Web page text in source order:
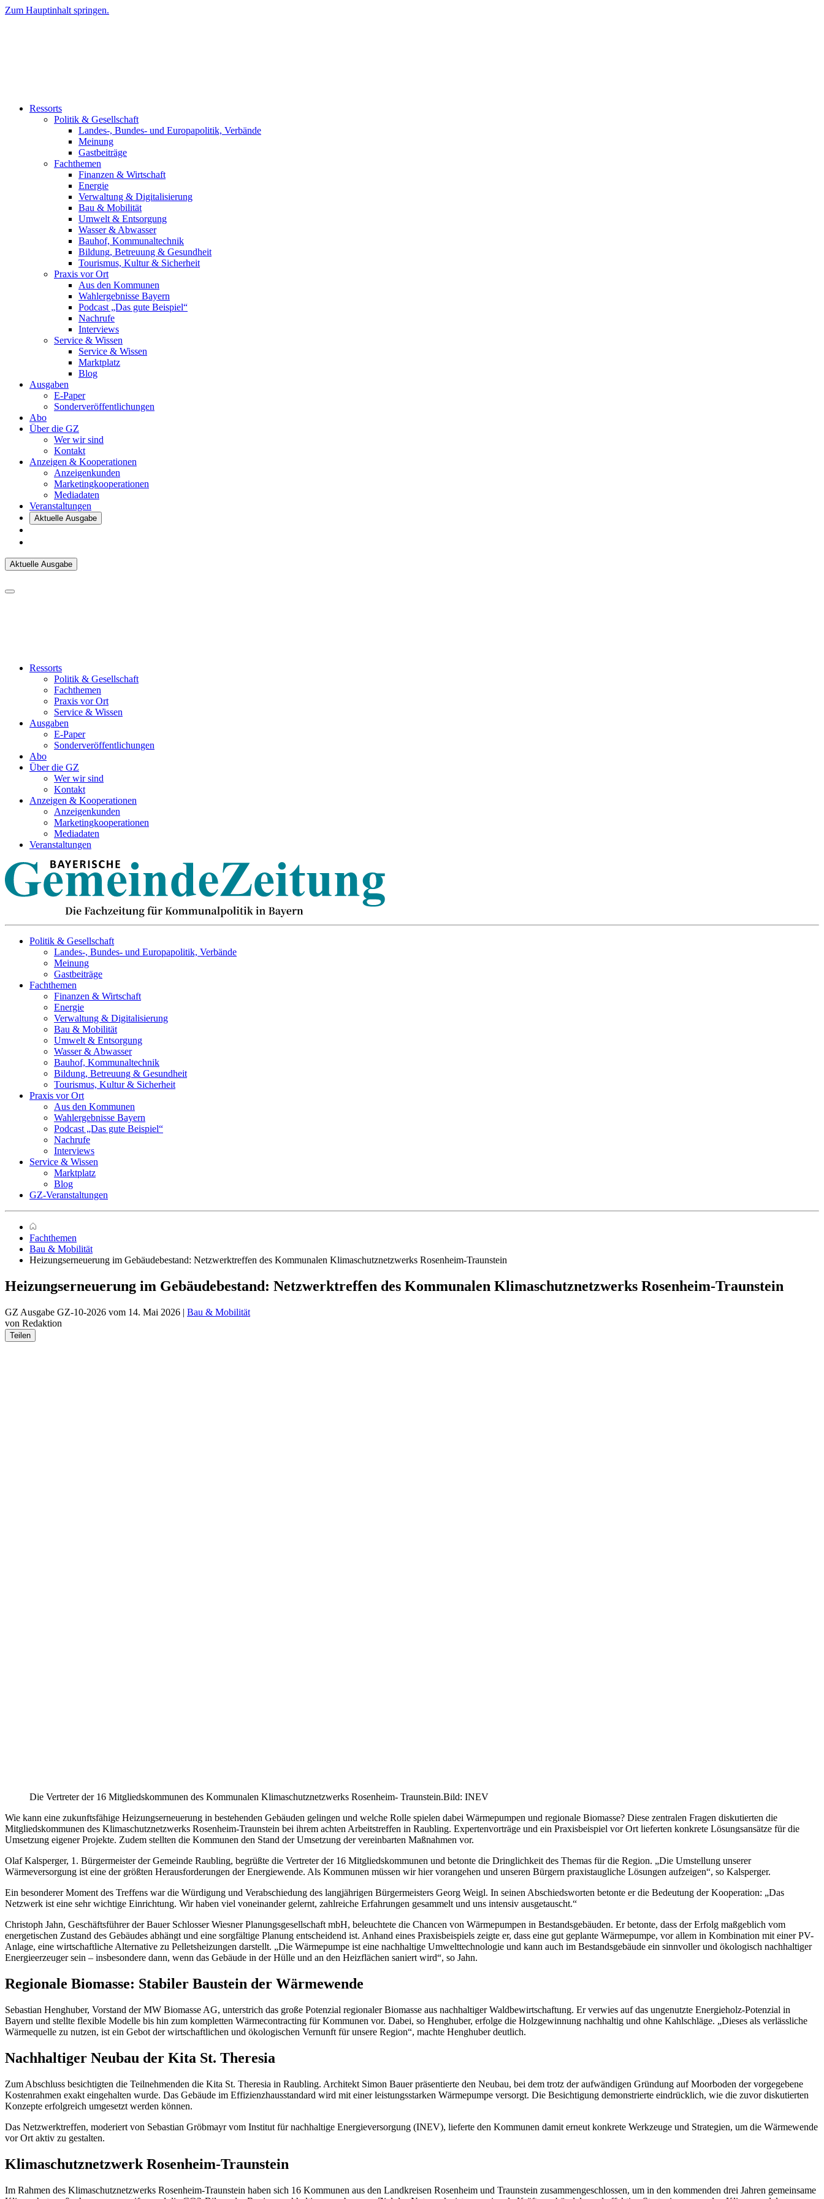
Zum Hauptinhalt springen.
Ressorts
Politik & Gesellschaft
Landes-, Bundes- und Europapolitik, Verbände
Meinung
Gastbeiträge
Fachthemen
Finanzen & Wirtschaft
Energie
Verwaltung & Digitalisierung
Bau & Mobilität
Umwelt & Entsorgung
Wasser & Abwasser
Bauhof, Kommunaltechnik
Bildung, Betreuung & Gesundheit
Tourismus, Kultur & Sicherheit
Praxis vor Ort
Aus den Kommunen
Wahlergebnisse Bayern
Podcast „Das gute Beispiel“
Nachrufe
Interviews
Service & Wissen
Service & Wissen
Marktplatz
Blog
Ausgaben
E-Paper
Sonderveröffentlichungen
Abo
Über die GZ
Wer wir sind
Kontakt
Anzeigen & Kooperationen
Anzeigenkunden
Marketingkooperationen
Mediadaten
Veranstaltungen
Aktuelle Ausgabe
Aktuelle Ausgabe
Ressorts
Politik & Gesellschaft
Fachthemen
Praxis vor Ort
Service & Wissen
Ausgaben
E-Paper
Sonderveröffentlichungen
Abo
Über die GZ
Wer wir sind
Kontakt
Anzeigen & Kooperationen
Anzeigenkunden
Marketingkooperationen
Mediadaten
Veranstaltungen
Politik & Gesellschaft
Landes-, Bundes- und Europapolitik, Verbände
Meinung
Gastbeiträge
Fachthemen
Finanzen & Wirtschaft
Energie
Verwaltung & Digitalisierung
Bau & Mobilität
Umwelt & Entsorgung
Wasser & Abwasser
Bauhof, Kommunaltechnik
Bildung, Betreuung & Gesundheit
Tourismus, Kultur & Sicherheit
Praxis vor Ort
Aus den Kommunen
Wahlergebnisse Bayern
Podcast „Das gute Beispiel“
Nachrufe
Interviews
Service & Wissen
Marktplatz
Blog
GZ-Veranstaltungen
Fachthemen
Bau & Mobilität
Heizungserneuerung im Gebäudebestand: Netzwerktreffen des Kommunalen Klimaschutznetzwerks Rosenheim-Traunstein
Heizungserneuerung im Gebäudebestand: Netzwerktreffen des Kommunalen Klimaschutznetzwerks Rosenheim-Traunstein
GZ Ausgabe GZ-10-2026 vom 14. Mai 2026 | Bau & Mobilität
von Redaktion
Teilen
Die Vertreter der 16 Mitgliedskommunen des Kommunalen Klimaschutznetzwerks Rosenheim- Traunstein.Bild: INEV
Wie kann eine zukunftsfähige Heizungserneuerung in bestehenden Gebäuden gelingen und welche Rolle spielen dabei Wärmepumpen und regionale Biomasse? Diese zentralen Fragen diskutierten die
Mitgliedskommunen des Klimaschutznetzwerks Rosenheim-Traunstein bei ihrem achten Arbeitstreffen in Raubling. Expertenvorträge und ein Praxisbeispiel vor Ort lieferten konkrete Lösungsansätze für die
Umsetzung eigener Projekte. Zudem stellten die Kommunen den Stand der Umsetzung der vereinbarten Maßnahmen vor.
Olaf Kalsperger, 1. Bürgermeister der Gemeinde Raubling, begrüßte die Vertreter der 16 Mitgliedskommunen und betonte die Dringlichkeit des Themas für die Region. „Die Umstellung unserer
Wärmeversorgung ist eine der größten Herausforderungen der Energiewende. Als Kommunen müssen wir hier vorangehen und unseren Bürgern praxistaugliche Lösungen aufzeigen“, so Kalsperger.
Ein besonderer Moment des Treffens war die Würdigung und Verabschiedung des langjährigen Bürgermeisters Georg Weigl. In seinen Abschiedsworten betonte er die Bedeutung der Kooperation: „Das
Netzwerk ist eine sehr wichtige Einrichtung. Wir haben viel voneinander gelernt, zahlreiche Erfahrungen gesammelt und uns intensiv ausgetauscht.“
Christoph Jahn, Geschäftsführer der Bauer Schlosser Wiesner Planungsgesellschaft mbH, beleuchtete die Chancen von Wärmepumpen in Bestandsgebäuden. Er betonte, dass der Erfolg maßgeblich vom
energetischen Zustand des Gebäudes abhängt und eine sorgfältige Planung entscheidend ist. Anhand eines Praxisbeispiels zeigte er, dass eine gut geplante Wärmepumpe, vor allem in Kombination mit einer PV-
Anlage, eine wirtschaftliche Alternative zu Pelletsheizungen darstellt. „Die Wärmepumpe ist eine nachhaltige Umwelttechnologie und kann auch im Bestandsgebäude ein sinnvoller und ökologisch nachhaltiger
Energieerzeuger sein – insbesondere dann, wenn das Gebäude in der Hülle und an den Heizflächen saniert wird“, so Jahn.
Regionale Biomasse: Stabiler Baustein der Wärmewende
Sebastian Henghuber, Vorstand der MW Biomasse AG, unterstrich das große Potenzial regionaler Biomasse aus nachhaltiger Waldbewirtschaftung. Er verwies auf das ungenutzte Energieholz-Potenzial in
Bayern und stellte flexible Modelle bis hin zum kompletten Wärmecontracting für Kommunen vor. Dabei, so Henghuber, erfolge die Holzgewinnung nachhaltig und ohne Kahlschläge. „Dieses als verlässliche
Wärmequelle zu nutzen, ist ein Gebot der wirtschaftlichen und ökologischen Vernunft für unsere Region“, machte Henghuber deutlich.
Nachhaltiger Neubau der Kita St. Theresia
Zum Abschluss besichtigten die Teilnehmenden die Kita St. Theresia in Raubling. Architekt Simon Bauer präsentierte den Neubau, bei dem trotz der aufwändigen Gründung auf Moorboden der vorgegebene
Kostenrahmen exakt eingehalten wurde. Das Gebäude im Effizienzhausstandard wird mit einer leistungsstarken Wärmepumpe versorgt. Die Besichtigung demonstrierte eindrücklich, wie die zuvor diskutierten
Konzepte erfolgreich umgesetzt werden können.
Das Netzwerktreffen, moderiert von Sebastian Gröbmayr vom Institut für nachhaltige Energieversorgung (INEV), lieferte den Kommunen damit erneut konkrete Werkzeuge und Strategien, um die Wärmewende
vor Ort aktiv zu gestalten.
Klimaschutznetzwerk Rosenheim-Traunstein
Im Rahmen des Klimaschutznetzwerks Rosenheim-Traunstein haben sich 16 Kommunen aus den Landkreisen Rosenheim und Traunstein zusammengeschlossen, um in den kommenden drei Jahren gemeinsame